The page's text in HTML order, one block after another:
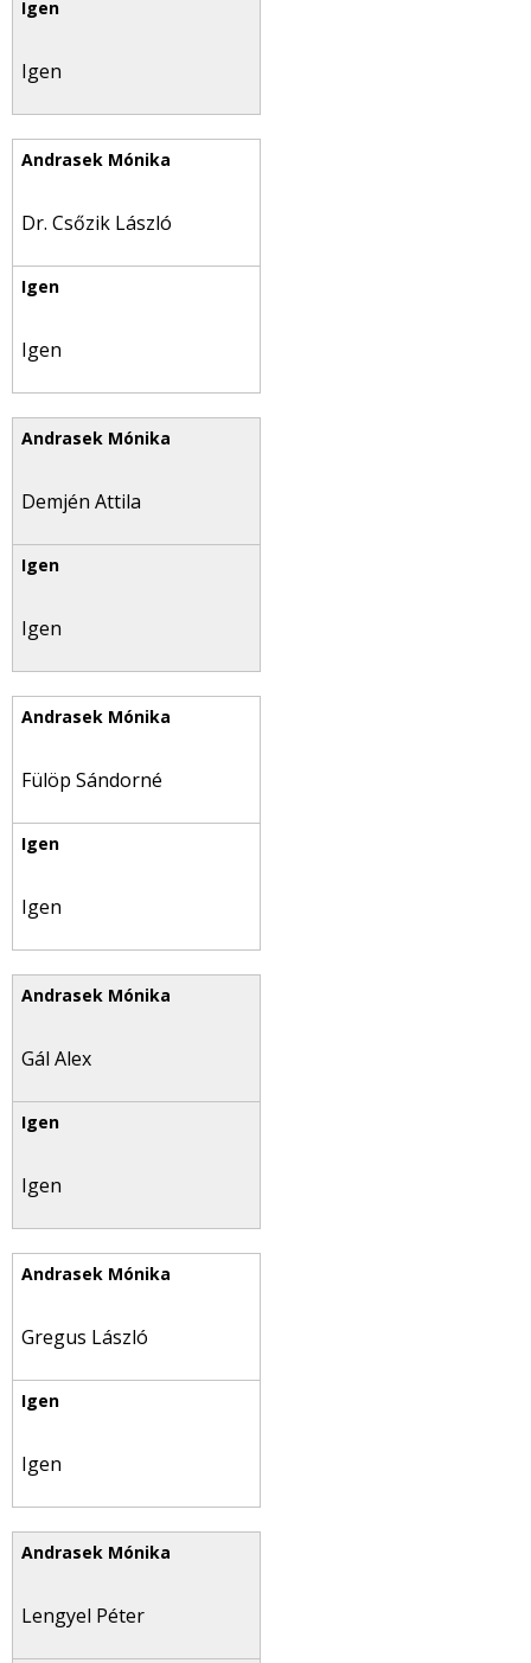
Igen
Dr. Csőzik László
Igen
Demjén Attila
Igen
Fülöp Sándorné
Igen
Gál Alex
Igen
Gregus László
Igen
Lengyel Péter